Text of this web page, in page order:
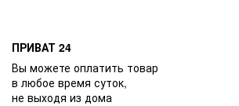
ПРИВАТ 24
Вы можете оплатить товар
в любое время суток,
не выходя из дома